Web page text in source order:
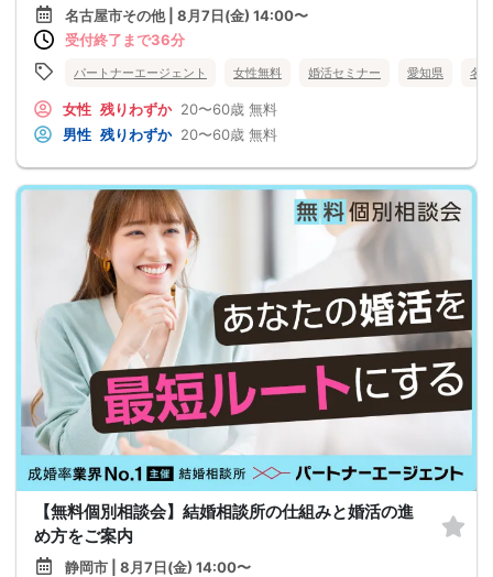
名古屋市その他 | 8月7日(金) 14:00〜
受付終了まで36分
パートナーエージェント 女性無料 婚活セミナー 愛知県 名
女性 残りわずか 20〜60歳 無料
男性 残りわずか 20〜60歳 無料
【無料個別相談会】結婚相談所の仕組みと婚活の進
め方をご案内
静岡市 | 8月7日(金) 14:00〜